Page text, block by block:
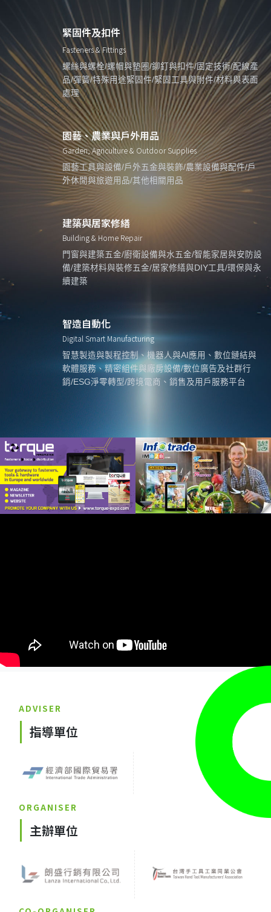
緊固件及扣件
Fasteners & Fittings
螺絲與螺栓/螺帽與墊圈/鉚釘與扣件/固定技術/配線產
品/彈簧/特殊用途緊固件/緊固工具與附件/材料與表面
處理
園藝、農業與戶外用品
Garden, Agriculture & Outdoor Supplies
園藝工具與設備/戶外五金與裝飾/農業設備與配件/戶
外休閒與旅遊用品/其他相關用品
建築與居家修繕
Building & Home Repair
門窗與建築五金/廚衛設備與水五金/智能家居與安防設
備/建築材料與裝修五金/居家修繕與DIY工具/環保與永
續建築
智造自動化
Digital Smart Manufacturing
智慧製造與製程控制、機器人與AI應用、數位鏈結與
軟體服務、精密組件與廠房設備/數位廣告及社群行
銷/ESG淨零轉型/跨境電商、銷售及用戶服務平台
ADVISER
指導單位
ORGANISER
主辦單位